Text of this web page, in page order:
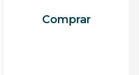
Comprar